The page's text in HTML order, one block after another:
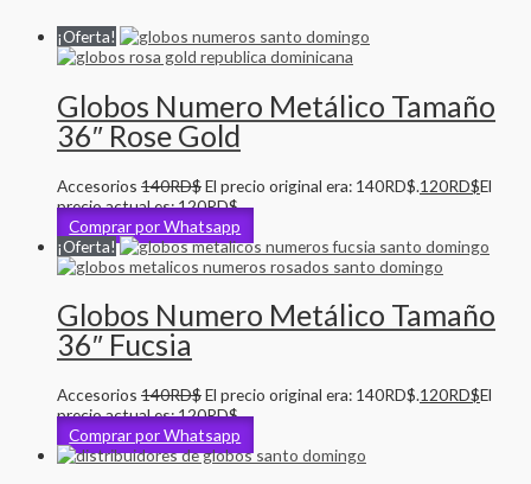
¡Oferta!
Globos Numero Metálico Tamaño
36″ Rose Gold
Accesorios 140RD$El precio original era: 140RD$.120RD$El
precio actual es: 120RD$.
Comprar por Whatsapp
¡Oferta!
Globos Numero Metálico Tamaño
36″ Fucsia
Accesorios 140RD$El precio original era: 140RD$.120RD$El
precio actual es: 120RD$.
Comprar por Whatsapp